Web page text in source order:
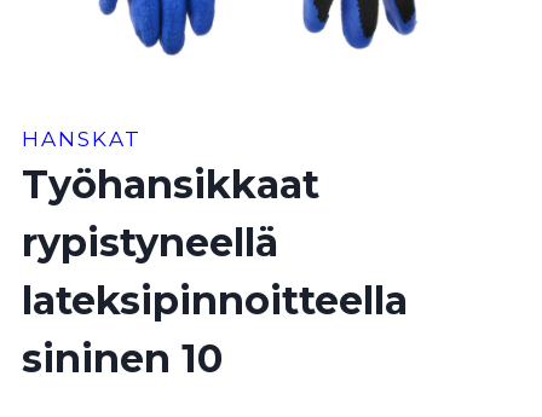
HANSKAT
Työhansikkaat
rypistyneellä
lateksipinnoitteella
sininen 10